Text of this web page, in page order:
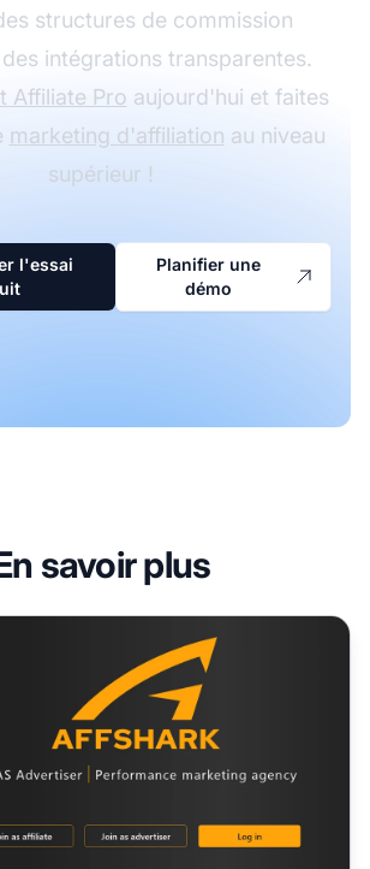
structures de commission
intégrations transparentes.
Affiliate Pro aujourd'hui et faites
marketing d'affiliation au niveau
supérieur !
l'essai
Planifier une
démo
savoir plus
Affshark